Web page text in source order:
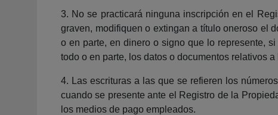
3. No se practicará ninguna inscripción en el
graven, modifiquen o extingan a título oneroso el
o en parte, en dinero o signo que lo represente,
todo o en parte, los datos o documentos relativos
4. Las escrituras a las que se refieren los
cuando se presente ante el Registro de la
los medios de pago empleados.